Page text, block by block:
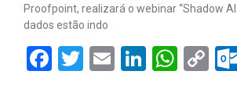
Proofpoint, realizará o webinar “Shadow
dados estão indo
Facebook
Twitter
Email